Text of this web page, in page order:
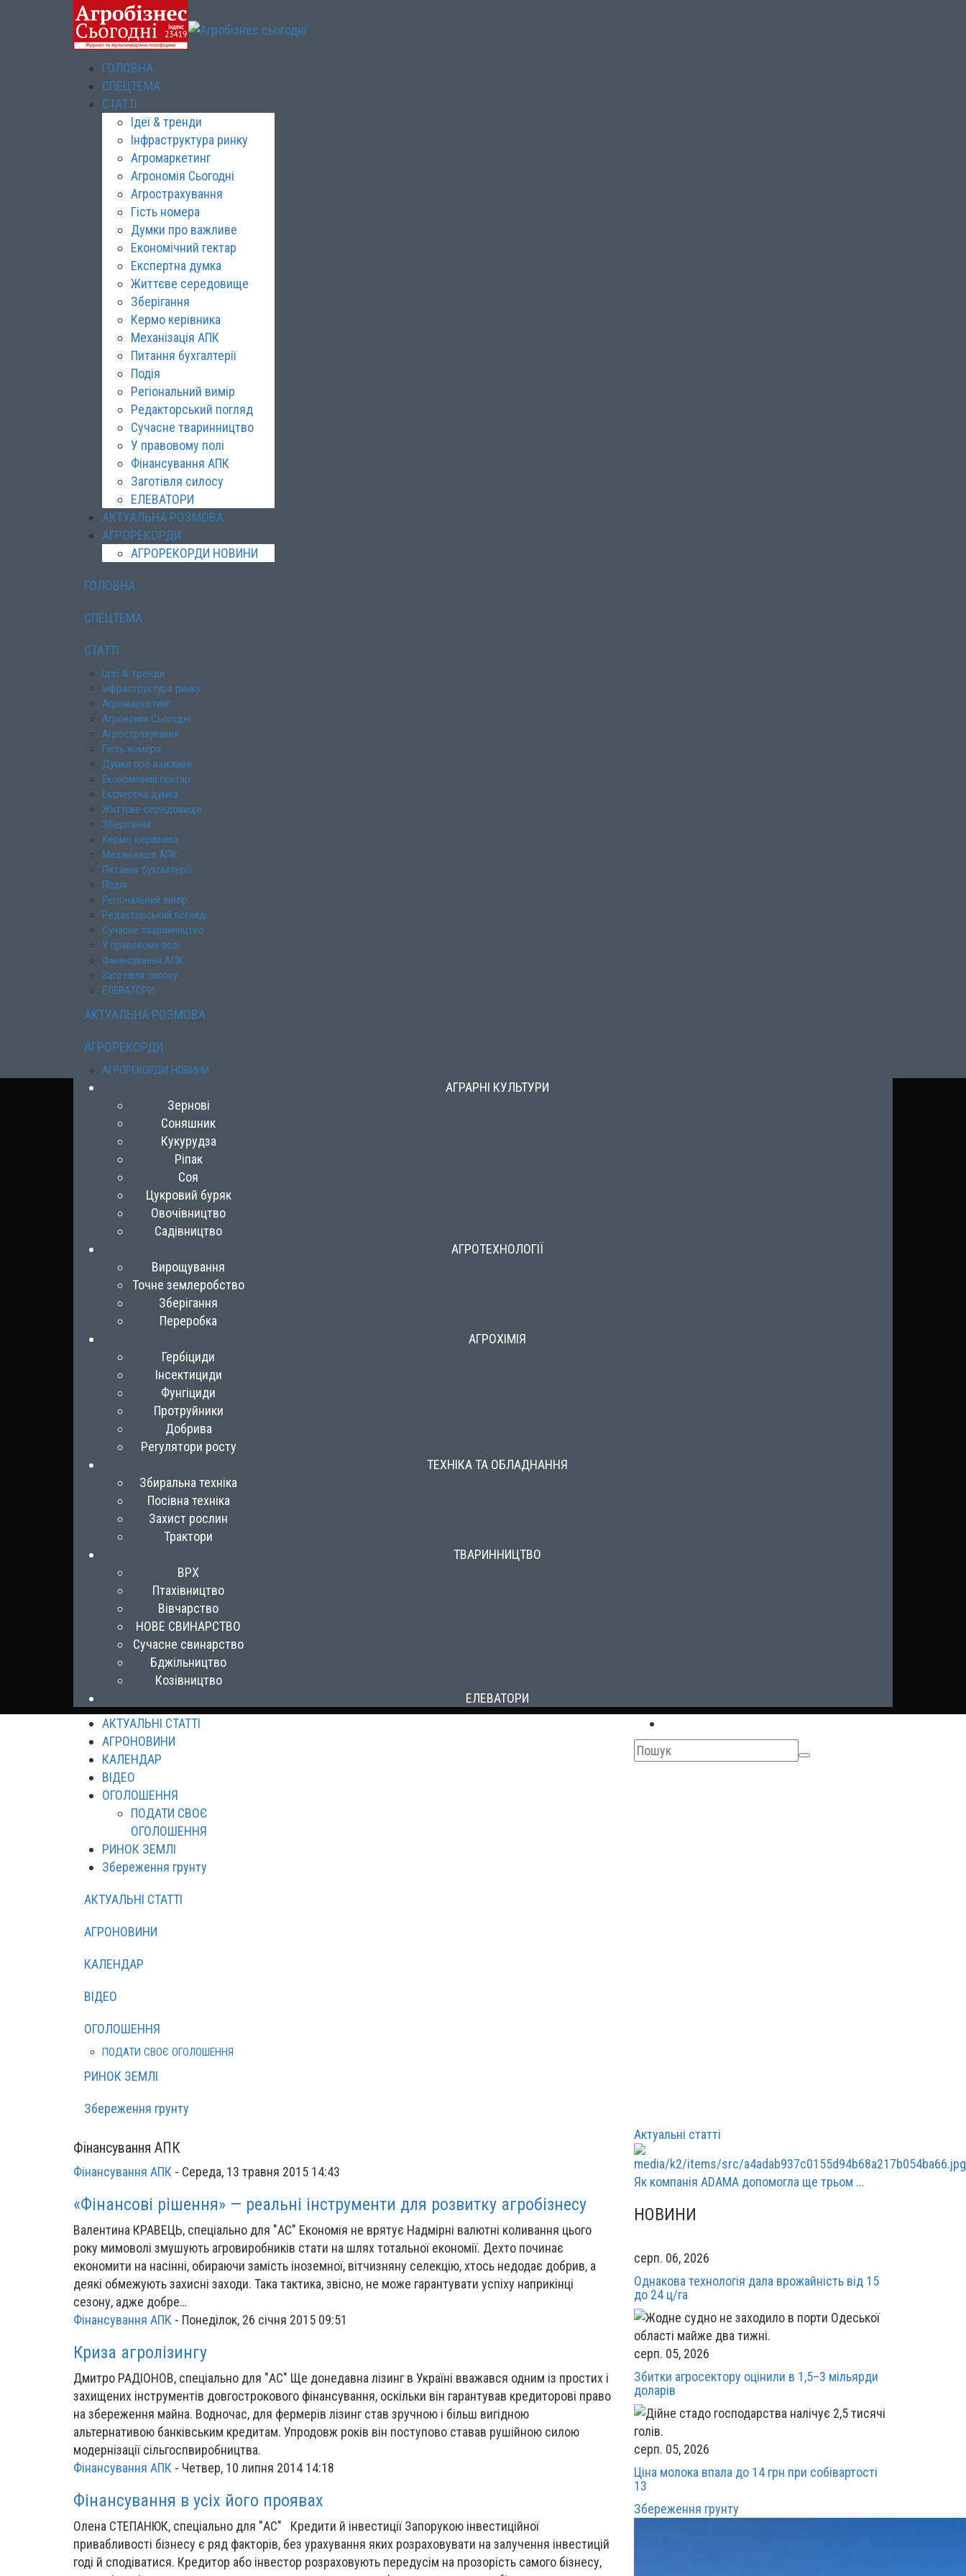
ГОЛОВНА
СПЕЦТЕМА
СТАТТІ
Ідеї & тренди
Інфраструктура ринку
Агромаркетинг
Агрономія Сьогодні
Агрострахування
Гість номера
Думки про важливе
Економічний гектар
Експертна думка
Життєве середовище
Зберігання
Кермо керівника
Механізація АПК
Питання бухгалтерії
Подія
Регіональний вимір
Редакторський погляд
Сучасне тваринництво
У правовому полі
Фінансування АПК
Заготівля силосу
ЕЛЕВАТОРИ
АКТУАЛЬНА РОЗМОВА
АГРОРЕКОРДИ
АГРОРЕКОРДИ НОВИНИ
ГОЛОВНА
СПЕЦТЕМА
СТАТТІ
Ідеї & тренди
Інфраструктура ринку
Агромаркетинг
Агрономія Сьогодні
Агрострахування
Гість номера
Думки про важливе
Економічний гектар
Експертна думка
Життєве середовище
Зберігання
Кермо керівника
Механізація АПК
Питання бухгалтерії
Подія
Регіональний вимір
Редакторський погляд
Сучасне тваринництво
У правовому полі
Фінансування АПК
Заготівля силосу
ЕЛЕВАТОРИ
АКТУАЛЬНА РОЗМОВА
АГРОРЕКОРДИ
АГРОРЕКОРДИ НОВИНИ
АГРАРНІ КУЛЬТУРИ
Зернові
Соняшник
Кукурудза
Ріпак
Соя
Цукровий буряк
Овочівництво
Садівництво
АГРОТЕХНОЛОГІЇ
Вирощування
Точне землеробство
Зберігання
Переробка
АГРОХІМІЯ
Гербіциди
Інсектициди
Фунгіциди
Протруйники
Добрива
Регулятори росту
ТЕХНІКА ТА ОБЛАДНАННЯ
Збиральна техніка
Посівна техніка
Захист рослин
Трактори
ТВАРИННИЦТВО
ВРХ
Птахівництво
Вівчарство
НОВЕ СВИНАРСТВО
Сучасне свинарство
Бджільництво
Козівництво
ЕЛЕВАТОРИ
АКТУАЛЬНІ СТАТТІ
АГРОНОВИНИ
КАЛЕНДАР
ВІДЕО
ОГОЛОШЕННЯ
ПОДАТИ СВОЄ
ОГОЛОШЕННЯ
РИНОК ЗЕМЛІ
Збереження грунту
АКТУАЛЬНІ СТАТТІ
АГРОНОВИНИ
КАЛЕНДАР
ВІДЕО
ОГОЛОШЕННЯ
ПОДАТИ СВОЄ ОГОЛОШЕННЯ
РИНОК ЗЕМЛІ
Збереження грунту
Фінансування АПК
Фінансування АПК - Середа, 13 травня 2015 14:43
«Фінансові рішення» — реальні інструменти для розвитку агробізнесу
Валентина КРАВЕЦЬ, спеціально для "АС" Економія не врятує Надмірні валютні коливання цього
року мимоволі змушують агровиробників стати на шлях тотальної економії. Дехто починає
економити на насінні, обираючи замість іноземної, вітчизняну селекцію, хтось недодає добрив, а
деякі обме­жують захисні заходи. Така тактика, звісно, не може гарантувати успіху наприкінці
сезону, адже добре…
Фінансування АПК - Понеділок, 26 січня 2015 09:51
Криза агролізингу
Дмитро РАДІОНОВ, спеціально для "АС" Ще донедавна лізинг в Україні вважався одним із простих і
захищених інструментів довгострокового фінансування, оскільки він гарантував кредиторові право
на збереження майна. Водночас, для фермерів лізинг став зручною і більш вигідною
альтернативою банківським кредитам. Упродовж років він поступово ставав рушійною силою
модернізації сільгоспвиробництва.
Фінансування АПК - Четвер, 10 липня 2014 14:18
Фінансування в усіх його проявах
Олена СТЕПАНЮК, спеціально для "АС" Кредити й інвестиції Запорукою інвестиційної
привабливості бізнесу є ряд факторів, без урахування яких розраховувати на залучення інвестицій
годі й сподіватися. Кредитор або інвестор розраховують передусім на прозорість самого бізнесу,
Актуальні статті
Як компанія ADAMA допомогла ще трьом ...
НОВИНИ
серп. 06, 2026
Однакова технологія дала врожайність від 15
до 24 ц/га
серп. 05, 2026
Збитки агросектору оцінили в 1,5–3 мільярди
доларів
серп. 05, 2026
Ціна молока впала до 14 грн при собівартості
13
Збереження грунту